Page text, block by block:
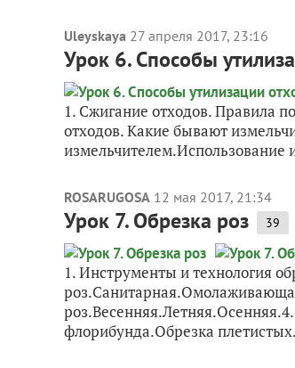
Uleyskaya 27 апреля 2017, 23:16
Урок 6. Способы
1. Сжигание отходов. Правила
отходов. Какие бывают
измельчителем.Использование
ROSARUGOSA 12 мая 2017, 21:34
Урок 7. Обрезка роз 39
1. Инструменты и технология
флорибунда.Обрезка